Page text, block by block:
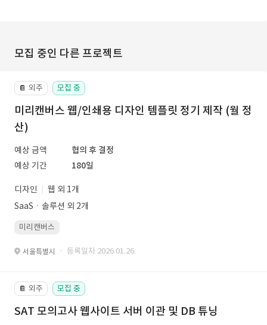
모집 중인 다른 프로젝트
📔 외주 모집 중
미리캔버스 웹/인쇄용 디자인 템플릿 정기 제작 (월 정
산)
예상 금액
협의 후 결정
예상 기간
180일
디자인
웹 외 1개
SaaSㆍ솔루션 외 2개
미리캔버스
서울특별시 · 등록일자 2026.01.26.
📔 외주 모집 중
SAT 모의고사 웹사이트 서버 이관 및 DB 튜닝